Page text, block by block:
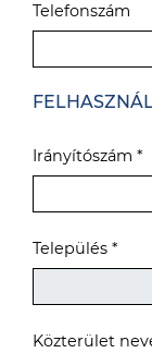
Telefonszám
Irányítószám *
Település *
Közterület